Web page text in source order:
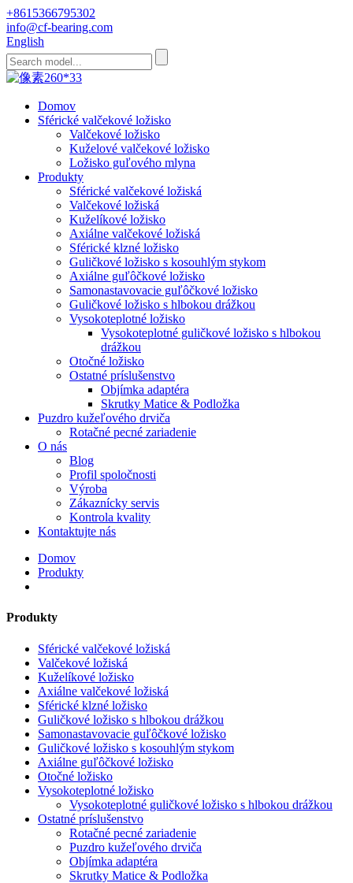
+8615366795302
info@cf-bearing.com
English
Domov
Sférické valčekové ložisko
Valčekové ložisko
Kuželové valčekové ložisko
Ložisko guľového mlyna
Produkty
Sférické valčekové ložiská
Valčekové ložiská
Kuželíkové ložisko
Axiálne valčekové ložiská
Sférické klzné ložisko
Guličkové ložisko s kosouhlým stykom
Axiálne guľôčkové ložisko
Samonastavovacie guľôčkové ložisko
Guličkové ložisko s hlbokou drážkou
Vysokoteplotné ložisko
Vysokoteplotné guličkové ložisko s hlbokou
drážkou
Otočné ložisko
Ostatné príslušenstvo
Objímka adaptéra
Skrutky Matice & Podložka
Puzdro kužeľového drviča
Rotačné pecné zariadenie
O nás
Blog
Profil spoločnosti
Výroba
Zákaznícky servis
Kontrola kvality
Kontaktujte nás
Domov
Produkty
Produkty
Sférické valčekové ložiská
Valčekové ložiská
Kuželíkové ložisko
Axiálne valčekové ložiská
Sférické klzné ložisko
Guličkové ložisko s hlbokou drážkou
Samonastavovacie guľôčkové ložisko
Guličkové ložisko s kosouhlým stykom
Axiálne guľôčkové ložisko
Otočné ložisko
Vysokoteplotné ložisko
Vysokoteplotné guličkové ložisko s hlbokou drážkou
Ostatné príslušenstvo
Rotačné pecné zariadenie
Puzdro kužeľového drviča
Objímka adaptéra
Skrutky Matice & Podložka